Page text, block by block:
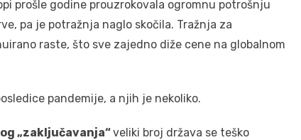
prošle godine prouzrokovala ogromnu potrošnju
pa je potražnja naglo skočila. Tražnja za
raste, što sve zajedno diže cene na globalnom
pandemije, a njih je nekoliko.
„zaključavanja“veliki broj država se teško